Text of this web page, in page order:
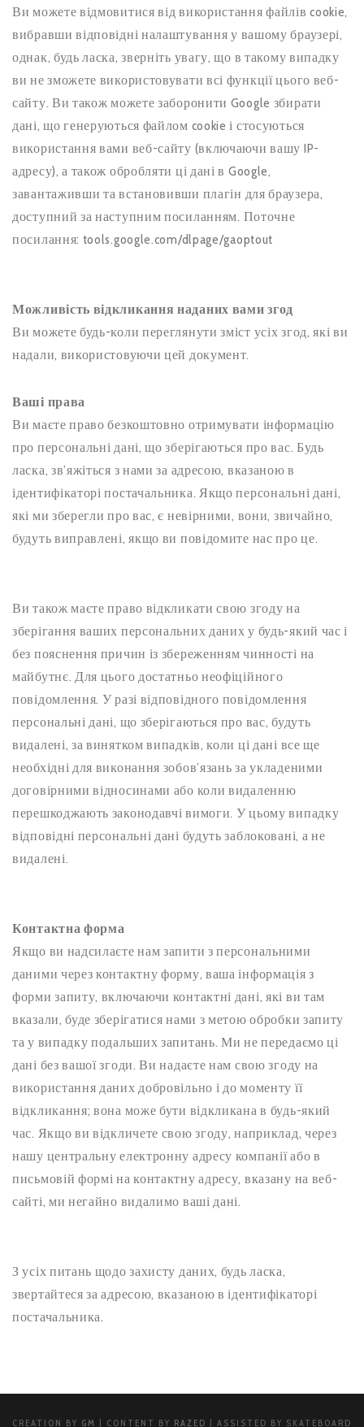
Ви можете відмовитися від використання файлів cookie,
вибравши відповідні налаштування у вашому браузері,
однак, будь ласка, зверніть увагу, що в такому випадку
ви не зможете використовувати всі функції цього веб-
сайту. Ви також можете заборонити Google збирати
дані, що генеруються файлом cookie і стосуються
використання вами веб-сайту (включаючи вашу IP-
адресу), а також обробляти ці дані в Google,
завантаживши та встановивши плагін для браузера,
доступний за наступним посиланням. Поточне
посилання: tools.google.com/dlpage/gaoptout
Можливість відкликання наданих вами згод
Ви можете будь-коли переглянути зміст усіх згод, які ви
надали, використовуючи цей документ.
Ваші права
Ви маєте право безкоштовно отримувати інформацію
про персональні дані, що зберігаються про вас. Будь
ласка, зв’яжіться з нами за адресою, вказаною в
ідентифікаторі постачальника. Якщо персональні дані,
які ми зберегли про вас, є невірними, вони, звичайно,
будуть виправлені, якщо ви повідомите нас про це.
Ви також маєте право відкликати свою згоду на
зберігання ваших персональних даних у будь-який час і
без пояснення причин із збереженням чинності на
майбутнє. Для цього достатньо неофіційного
повідомлення. У разі відповідного повідомлення
персональні дані, що зберігаються про вас, будуть
видалені, за винятком випадків, коли ці дані все ще
необхідні для виконання зобов’язань за укладеними
договірними відносинами або коли видаленню
перешкоджають законодавчі вимоги. У цьому випадку
відповідні персональні дані будуть заблоковані, а не
видалені.
Контактна форма
Якщо ви надсилаєте нам запити з персональними
даними через контактну форму, ваша інформація з
форми запиту, включаючи контактні дані, які ви там
вказали, буде зберігатися нами з метою обробки запиту
та у випадку подальших запитань. Ми не передаємо ці
дані без вашої згоди. Ви надаєте нам свою згоду на
використання даних добровільно і до моменту її
відкликання; вона може бути відкликана в будь-який
час. Якщо ви відкличете свою згоду, наприклад, через
нашу центральну електронну адресу компанії або в
письмовій формі на контактну адресу, вказану на веб-
сайті, ми негайно видалимо ваші дані.
З усіх питань щодо захисту даних, будь ласка,
звертайтеся за адресою, вказаною в ідентифікаторі
постачальника.
CREATION BY GM | CONTENT BY RAZED | ASSISTED BY SKATEBOARD